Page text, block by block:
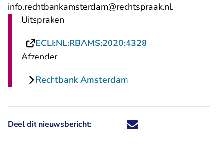
info.rechtbankamsterdam@rechtspraak.nl- U verlaat
.
Uitspraken
ECLI:NL:RBAMS:2020:4328
Afzender
Rechtbank Amsterdam
Deel dit nieuwsbericht: Deel dit nieuwsbericht via X -
Deel dit nieuwsbericht via
Deel dit nieuwsbericht
Deel dit